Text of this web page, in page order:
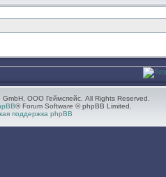
ООО Геймспейс. All Rights Reserved.
® Forum Software © phpBB Limited.
поддержка phpBB